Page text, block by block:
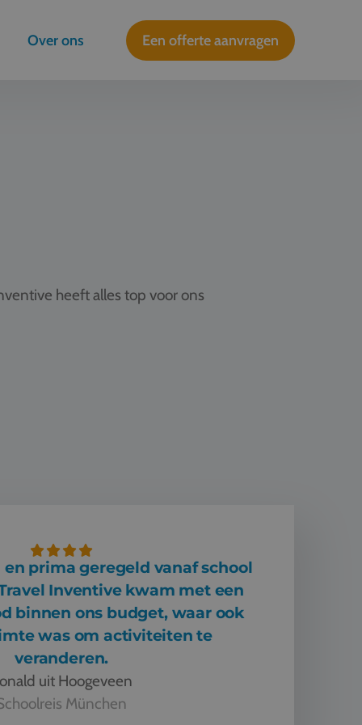
Over ons Een offerte aanvragen
heeft alles top voor ons
en prima geregeld vanaf school
Inventive kwam met een
binnen ons budget, waar ook
was om activiteiten te
veranderen.
uit Hoogeveen
München